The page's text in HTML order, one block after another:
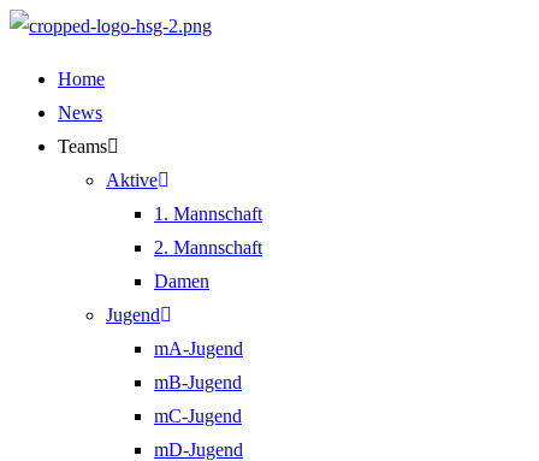
Zum
springen
Home
News
Teams
Aktive
1. Mannschaft
2. Mannschaft
Damen
Jugend
mA-Jugend
mB-Jugend
mC-Jugend
mD-Jugend